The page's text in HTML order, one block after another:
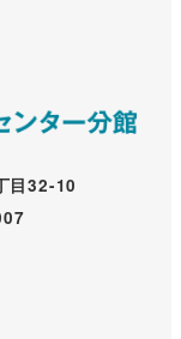
目32-10